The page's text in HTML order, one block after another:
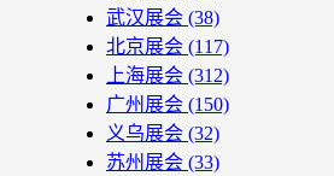
武汉展会 (38)
北京展会 (117)
上海展会 (312)
广州展会 (150)
义乌展会 (32)
苏州展会 (33)